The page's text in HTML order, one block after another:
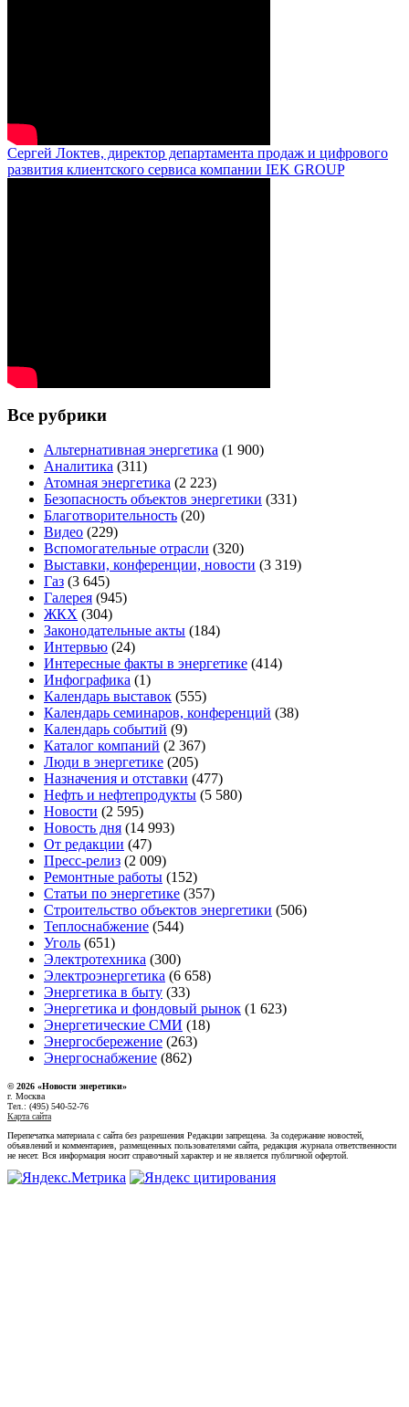
Сергей Локтев, директор департамента продаж и цифрового
развития клиентского сервиса компании IEK GROUP
Все рубрики
Альтернативная энергетика (1 900)
Аналитика (311)
Атомная энергетика (2 223)
Безопасность объектов энергетики (331)
Благотворительность (20)
Видео (229)
Вспомогательные отрасли (320)
Выставки, конференции, новости (3 319)
Газ (3 645)
Галерея (945)
ЖКХ (304)
Законодательные акты (184)
Интервью (24)
Интересные факты в энергетике (414)
Инфографика (1)
Календарь выставок (555)
Календарь семинаров, конференций (38)
Календарь событий (9)
Каталог компаний (2 367)
Люди в энергетике (205)
Назначения и отставки (477)
Нефть и нефтепродукты (5 580)
Новости (2 595)
Новость дня (14 993)
От редакции (47)
Пресс-релиз (2 009)
Ремонтные работы (152)
Статьи по энергетике (357)
Строительство объектов энергетики (506)
Теплоснабжение (544)
Уголь (651)
Электротехника (300)
Электроэнергетика (6 658)
Энергетика в быту (33)
Энергетика и фондовый рынок (1 623)
Энергетические СМИ (18)
Энергосбережение (263)
Энергоснабжение (862)
© 2026 «Новости энеретики»
г. Москва
Тел.: (495) 540-52-76
Карта сайта
Перепечатка материала с сайта без разрешения Редакции запрещена. За содержание новостей,
объявлений и комментариев, размещенных пользователями сайта, редакция журнала ответственности
не несет. Вся информация носит справочный характер и не является публичной офертой.